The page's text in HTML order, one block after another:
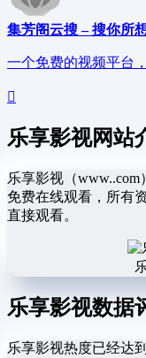
集芳阁云搜 – 搜你所
一个免费的视频平台
乐享影视网站
乐享影视（
免费在线观看，所有
直接观看。
乐享影视数据
乐享影视热度已经达到